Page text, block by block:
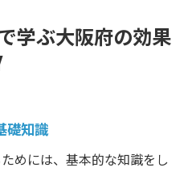
学ぶ大阪府の効果
礎知識
めには、基本的な知識をし